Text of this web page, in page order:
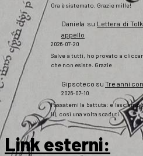
Ora è sistemato. Grazie mille!
Daniela su Lettera di
appello
2026-07-20
Salve a tutti, ho provato a
che non esiste. Grazie
Gipsoteco su Tre anni
2026-07-10
Passatemi la battuta: e
lì), così una volta scaduti…
Link esterni: